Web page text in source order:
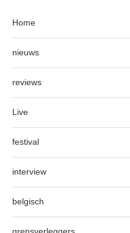
Home
nieuws
reviews
Live
festival
interview
belgisch
grensverleggers